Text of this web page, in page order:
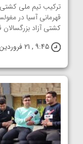
ترکیب تیم ملی کشتی
قهرمانی آسیا در
کشتی آزاد بزرگسالان قهرمانی
9:45 , 21 فروردین 01